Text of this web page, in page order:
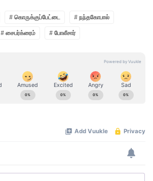
# கொருக்குப்பேட்டை
# நந்தகோபால்
# சைபர்க்ரைம் # போலீசார்